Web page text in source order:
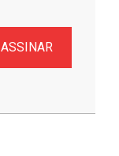
ASSINAR